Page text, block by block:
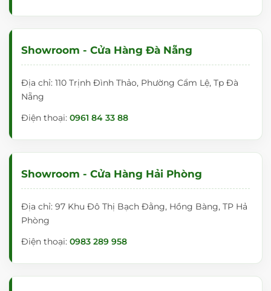
Showroom - Cửa Hàng Đà Nẵng
Địa chỉ: 110 Trịnh Đình Thảo, Phường Cẩm Lệ, Tp Đà
Nẵng
Điện thoại: 0961 84 33 88
Showroom - Cửa Hàng Hải Phòng
Địa chỉ: 97 Khu Đô Thị Bạch Đằng, Hồng Bàng, TP Hả
Phòng
Điện thoại: 0983 289 958